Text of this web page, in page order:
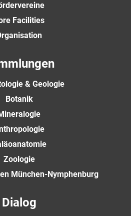
Facilities
& Geologie
Botanik
Zoologie
München-Nymphenburg
Dialog